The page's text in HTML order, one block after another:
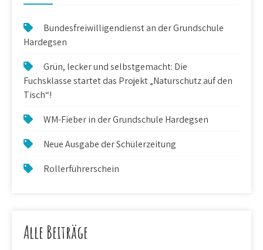
Bundesfreiwilligendienst an der Grundschule
Hardegsen
Grün, lecker und selbstgemacht: Die
Fuchsklasse startet das Projekt „Naturschutz auf den
Tisch“!
WM-Fieber in der Grundschule Hardegsen
Neue Ausgabe der Schülerzeitung
Rollerführerschein
Alle Beiträge